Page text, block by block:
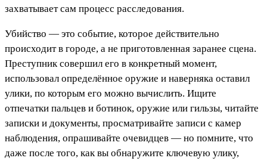
захватывает сам процесс расследования.
Убийство — это событие, которое действительно
происходит в городе, а не приготовленная заранее сцена.
Преступник совершил его в конкретный момент,
использовал определённое оружие и наверняка оставил
улики, по которым его можно вычислить. Ищите
отпечатки пальцев и ботинок, оружие или гильзы, читайте
записки и документы, просматривайте записи с камер
наблюдения, опрашивайте очевидцев — но помните, что
даже после того, как вы обнаружите ключевую улику,